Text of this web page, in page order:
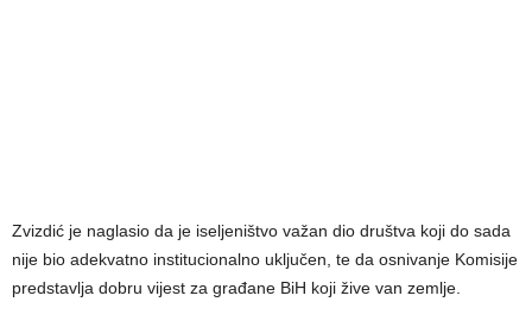
Zvizdić je naglasio da je iseljeništvo važan dio društva koji do sada
nije bio adekvatno institucionalno uključen, te da osnivanje Komisije
predstavlja dobru vijest za građane BiH koji žive van zemlje.